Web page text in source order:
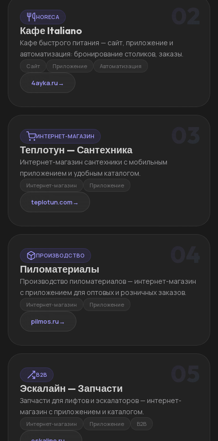
HORECA
Кафе Italiano
Кафе быстрого питания — сайт, приложение и
автоматизация: бронирование столиков, заказы.
Сайт Приложение Автоматизация
4ayka.ru→
ИНТЕРНЕТ-МАГАЗИН
Теплотун — Сантехника
Интернет-магазин сантехники с мобильным
приложением и удобным каталогом.
Интернет-магазин Приложение
teplotun.com→
ПРОИЗВОДСТВО
Пиломатериалы
Производство пиломатериалов — интернет-магазин
с приложением для оптовых и розничных заказов.
Интернет-магазин Приложение
pilmos.ru→
B2B
Эскалайн — Запчасти
Запчасти для лифтов и эскалаторов — интернет-
магазин с приложением и каталогом.
Интернет-магазин Приложение B2B